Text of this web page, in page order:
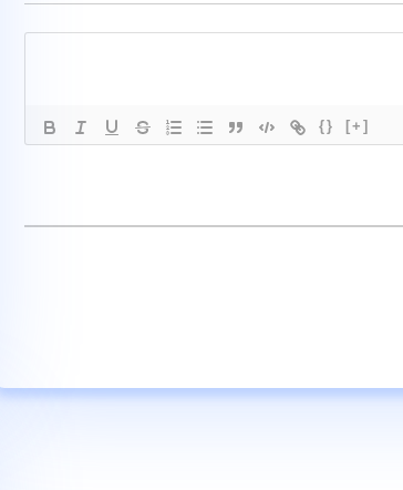
{} [+]